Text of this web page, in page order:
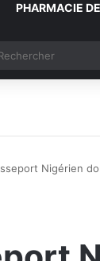
PHARMACIE
skin
Nigérien